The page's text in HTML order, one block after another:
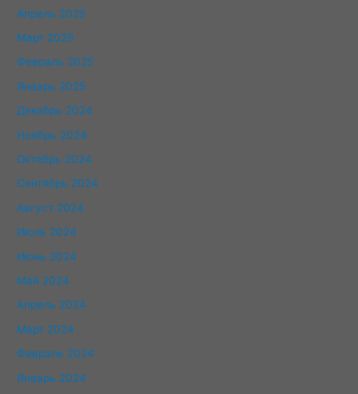
Апрель 2025
Март 2025
Февраль 2025
Январь 2025
Декабрь 2024
Ноябрь 2024
Октябрь 2024
Сентябрь 2024
Август 2024
Июль 2024
Июнь 2024
Май 2024
Апрель 2024
Март 2024
Февраль 2024
Январь 2024